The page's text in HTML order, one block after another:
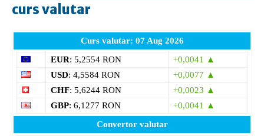
curs valutar
Curs valutar: 07 Aug 2026
EUR: 5,2554 RON
+0,0041 ▲
USD: 4,5584 RON
+0,0077 ▲
CHF: 5,6244 RON
+0,0023 ▲
GBP: 6,1277 RON
+0,0041 ▲
Convertor valutar